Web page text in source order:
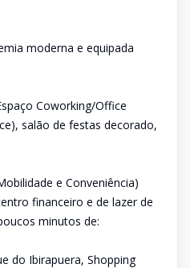
moderna e equipada
Coworking/Office
salão de festas decorado,
e Conveniência)
financeiro e de lazer de
minutos de:
do Ibirapuera, Shopping